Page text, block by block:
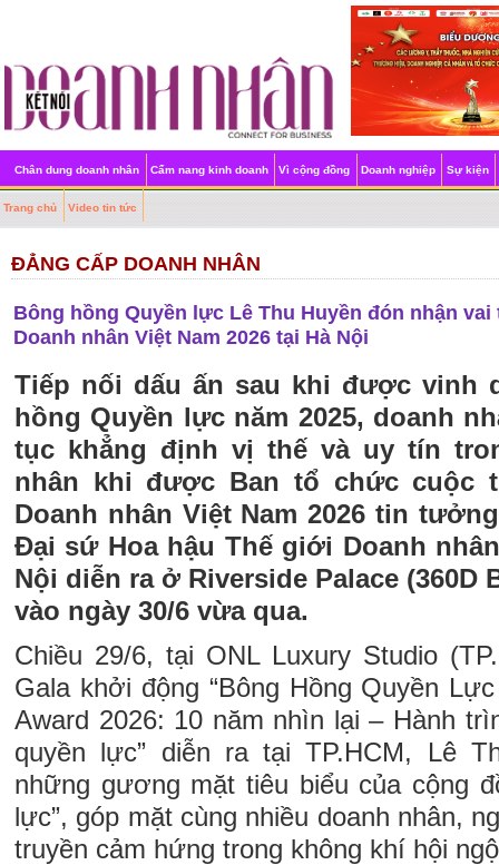
Chân dung doanh nhân Cẩm nang kinh doanh Vì cộng đồng Doanh nghiệp Sự kiện
Trang chủ Video tin tức
ĐẲNG CẤP DOANH NHÂN
Bông hồng Quyền lực Lê Thu Huyền đón nhận
Doanh nhân Việt Nam 2026 tại Hà Nội
Tiếp nối dấu ấn sau khi được vinh
hồng Quyền lực năm 2025, doanh
tục khẳng định vị thế và uy tín
nhân khi được Ban tổ chức cuộc
Doanh nhân Việt Nam 2026 tin
Đại sứ Hoa hậu Thế giới Doanh
Nội diễn ra ở Riverside Palace (360D
vào ngày 30/6 vừa qua.
Chiều 29/6, tại ONL Luxury Studio
Gala khởi động “Bông Hồng Quyền
Award 2026: 10 năm nhìn lại – Hành
quyền lực” diễn ra tại TP.HCM, Lê
những gương mặt tiêu biểu của cộng
lực”, góp mặt cùng nhiều doanh nhân,
truyền cảm hứng trong không khí hội